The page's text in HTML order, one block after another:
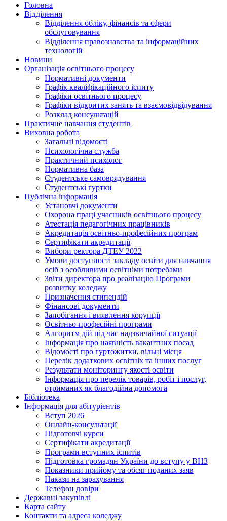
Головна
Відділення
Відділення обліку, фінансів та сфери
обслуговування
Відділення правознавства та інформаційних
технологій
Новини
Організація освітнього процесу
Нормативні документи
Графік кваліфікаційного іспиту
Графіки освітнього процесу
Графіки відкритих занять та взаємовідвідування
Розклад консультацій
Практичне навчання студентів
Виховна робота
Загальні відомості
Психологічна служба
Практичний психолог
Нормативна база
Студентське самоврядування
Студентські гуртки
Публічна інформація
Установчі документи
Охорона праці учасників освітнього процесу
Атестація педагогічних працівників
Акредитація освітньо-професійних програм
Сертифікати акредитації
Вибори ректора ДТЕУ 2022
Умови доступності закладу освіти для навчання
осіб з особливими освітніми потребами
Звіти директора про реалізацію Програми
розвитку коледжу
Призначення стипендій
Фінансові документи
Запобігання і виявлення корупції
Освітньо-професійні програми
Алгоритм дій під час надзвичайної ситуації
Інформація про наявність вакантних посад
Відомості про гуртожитки, вільні місця
Перелік додаткових освітніх та інших послуг
Результати моніторингу якості освіти
Інформація про перелік товарів, робіт і послуг,
отриманих як благодійна допомога
Бібліотека
Інформація для абітурієнтів
Вступ 2026
Онлайн-консультації
Підготовчі курси
Сертифікати акредитації
Програми вступних іспитів
Підготовка громадян України до вступу у ВНЗ
Показники прийому та обсяг поданих заяв
Накази на зарахування
Телефон довіри
Державні закупівлі
Карта сайту
Контакти та адреса коледжу